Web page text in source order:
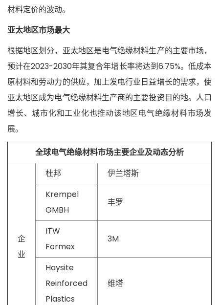
材料定价的波动。
亚太地区市场最大
根据地区划分，亚太地区是电气绝缘材料生产的主要市场，
预计在2023-2030年其复合年增长率将达到6.75%。低成本
原材料和劳动力的供应，加上发电行业日益增长的需求，使
亚太地区成为电气绝缘材料生产商的主要投资目的地。人口
增长、城市化和工业化也推动该地区电气绝缘材料市场发
展。
全球电气绝缘材料市场主要企业及动态分析
企
业
杜邦
伊兰塔斯
Krempel
GMBH
丰罗
ITW
Formex
3M
Haysite
Reinforced
Plastics
维塔